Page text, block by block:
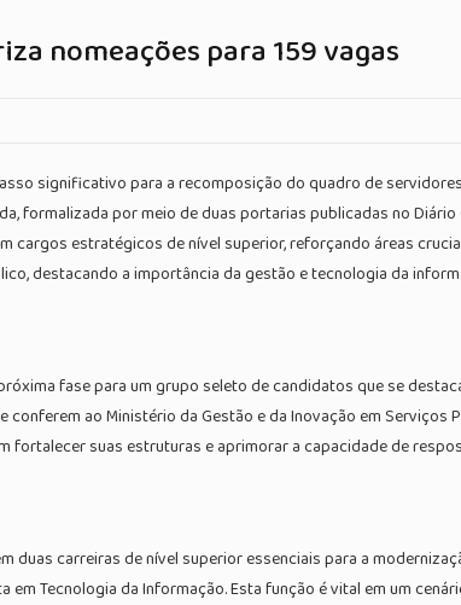
nomeações para 159 vagas
significativo para a recomposição do quadro de
formalizada por meio de duas portarias publicadas no
estratégicos de nível superior, reforçando áreas
destacando a importância da gestão e tecnologia da
fase para um grupo seleto de candidatos que se
conferem ao Ministério da Gestão e da Inovação em
suas estruturas e aprimorar a capacidade de
carreiras de nível superior essenciais para a
Tecnologia da Informação. Esta função é vital em um